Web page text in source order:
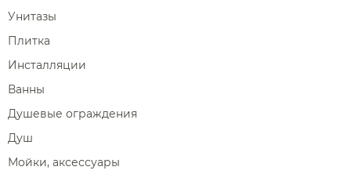
Унитазы
Плитка
Инсталляции
Ванны
Душевые ограждения
Душ
Мойки, аксессуары